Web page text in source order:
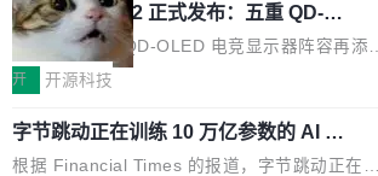
平了 GPT-5.6 Sol，但每次请求的成本只有对方
的 1/100。 具体来说，GPT-5.6 Sol 做一次典型
的多轮搜索请求需要超过 10 秒，端到端成本约
来说，这个速度和成本都"高得让人没法用"。而
4B 开源模型在推理速度上快了几个数量级，成
技嘉 GO27Q32 正式发布：五重 QD-OL
ED 面板加持，320Hz 极速与影院级画
面兼得
技嘉科技旗下 QD-OLED 电竞显示器阵容再添旗
舰新作。GO27Q32 将于 2026 年 9 月 15 日正
nta Tandem 五重发光架构为核心，为高端玩家
打造速度与画质不妥协的沉浸体验。 GO27Q32
开 开源科技
字节跳动正在训练 10 万亿参数的 AI 模
型
根据 Financial Times 的报道，字节跳动正在训